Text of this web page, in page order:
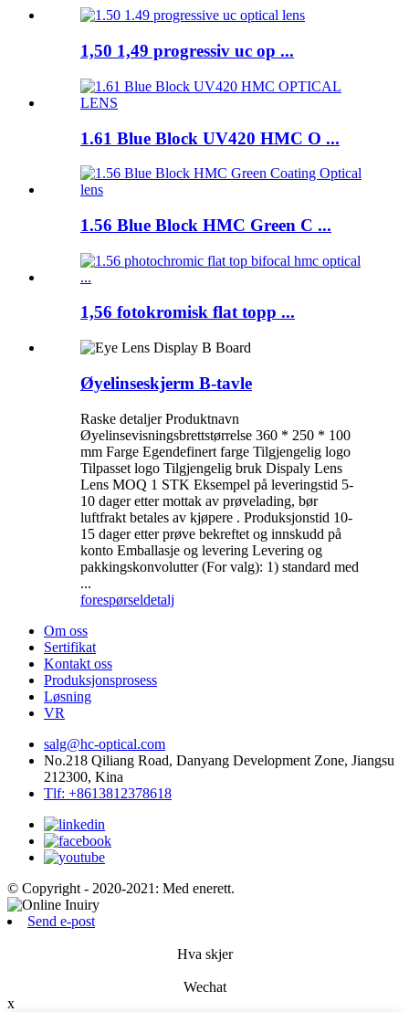
1,50 1,49 progressiv uc op ...
1.61 Blue Block UV420 HMC O ...
1.56 Blue Block HMC Green C ...
1,56 fotokromisk flat topp ...
Øyelinseskjerm B-tavle
Raske detaljer Produktnavn
Øyelinsevisningsbrettstørrelse 360 ​​* 250 * 100
mm Farge Egendefinert farge Tilgjengelig logo
Tilpasset logo Tilgjengelig bruk Dispaly Lens
Lens MOQ 1 STK Eksempel på leveringstid 5-
10 dager etter mottak av prøvelading, bør
luftfrakt betales av kjøpere . Produksjonstid 10-
15 dager etter prøve bekreftet og innskudd på
konto Emballasje og levering Levering og
pakkingskonvolutter (For valg): 1) standard med
...
forespørseldetalj
Om oss
Sertifikat
Kontakt oss
Produksjonsprosess
Løsning
VR
salg@hc-optical.com
No.218 Qiliang Road, Danyang Development Zone, Jiangsu
212300, Kina
Tlf: +8613812378618
© Copyright - 2020-2021: Med enerett.
Send e-post
Hva skjer
Wechat
x